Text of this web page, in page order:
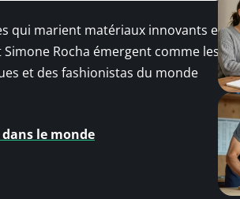
qui marient matériaux innovants et
Rocha émergent comme les
et des fashionistas du monde
le monde